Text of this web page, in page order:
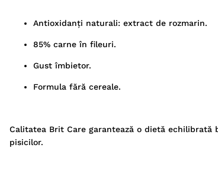
Antioxidanți naturali: extract de rozmarin.
85% carne în fileuri.
Gust îmbietor.
Formula fără cereale.
Calitatea Brit Care garantează o dietă
pisicilor.